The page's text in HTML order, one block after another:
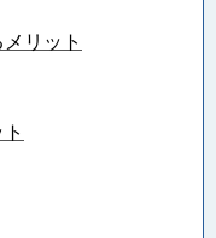
リット